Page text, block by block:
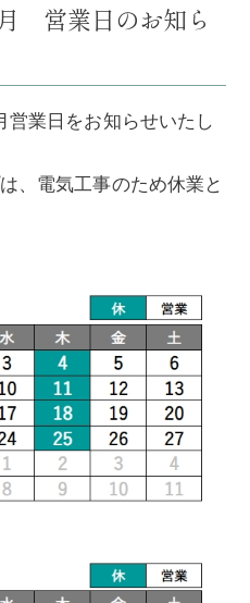
営業日のお知ら
営業日をお知らせいたし
、電気工事のため休業と